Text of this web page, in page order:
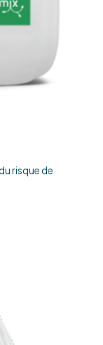
risque de